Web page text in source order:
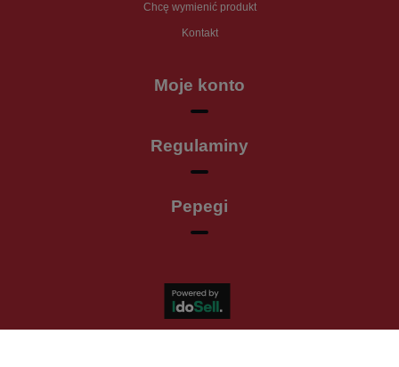
Chcę wymienić produkt
Kontakt
Moje konto
Regulaminy
Pepegi